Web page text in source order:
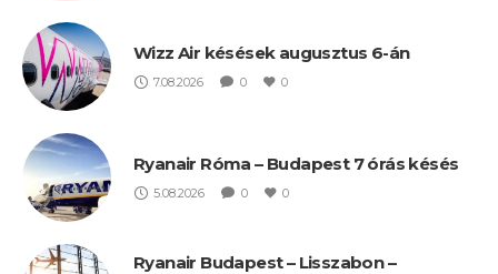
Wizz Air késések augusztus 6-án
7.08.2026 0 0
Ryanair Róma – Budapest 7 órás késés
5.08.2026 0 0
Ryanair Budapest – Lisszabon –